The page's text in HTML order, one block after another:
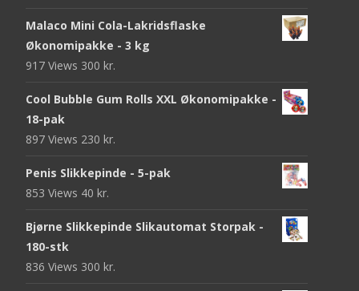
Malaco Mini Cola-Lakridsflaske
Økonomipakke - 3 kg
917 Views 300 kr.
Cool Bubble Gum Rolls XXL Økonomipakke -
18-pak
897 Views 230 kr.
Penis Slikkepinde - 5-pak
853 Views 40 kr.
Bjørne Slikkepinde Slikautomat Storpak -
180-stk
836 Views 300 kr.